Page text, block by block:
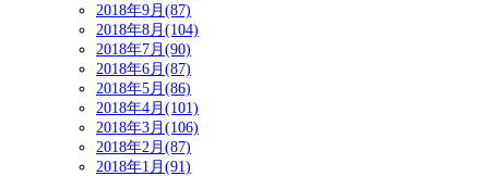
2018年9月(87)
2018年8月(104)
2018年7月(90)
2018年6月(87)
2018年5月(86)
2018年4月(101)
2018年3月(106)
2018年2月(87)
2018年1月(91)